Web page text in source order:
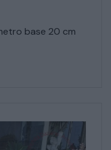
base 20 cm